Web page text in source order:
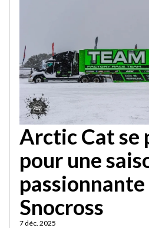
Arctic Cat se
pour une
passionnante
Snocross
7 déc. 2025